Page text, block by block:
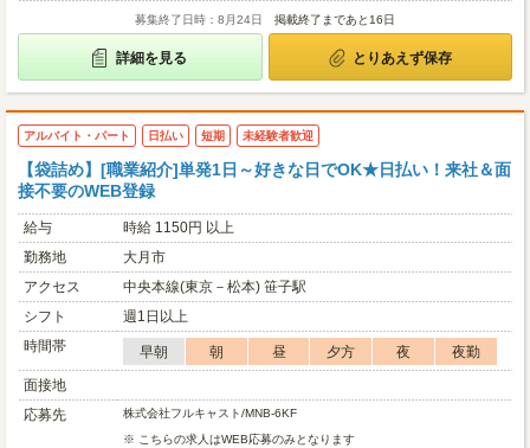
募集終了日時：8月24日 掲載終了まであと16日
詳細を見る とりあえず保存
アルバイト・パート 日払い 短期 未経験者歓迎
【袋詰め】[職業紹介]単発1日～好きな日でOK★日払い！来社＆面
接不要のWEB登録
給与
時給 1150円 以上
勤務地
大月市
アクセス
中央本線(東京－松本) 笹子駅
シフト
週1日以上
時間帯
早朝 朝 昼 夕方 夜
夜勤
面接地
応募先
株式会社フルキャスト/MNB-6KF
※ こちらの求人はWEB応募のみとなります